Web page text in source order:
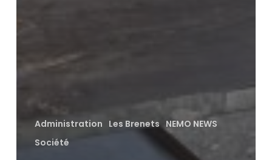
Administration Les Brenets NEMO NEWS
Société